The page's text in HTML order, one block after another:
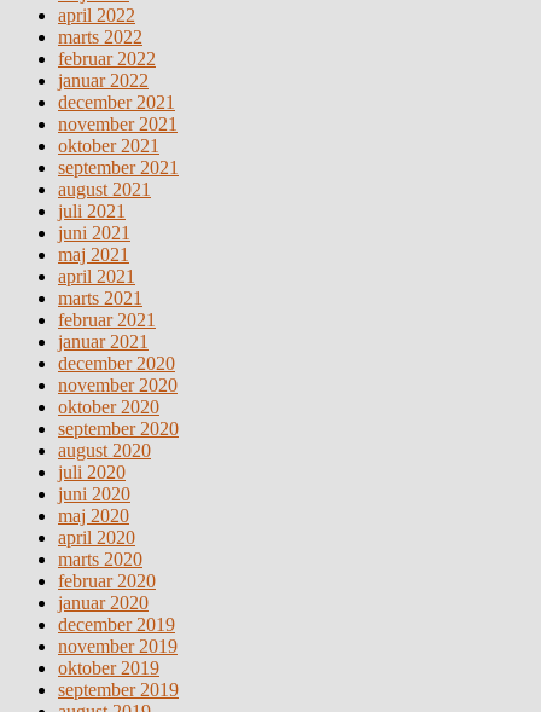
april 2022
marts 2022
februar 2022
januar 2022
december 2021
november 2021
oktober 2021
september 2021
august 2021
juli 2021
juni 2021
maj 2021
april 2021
marts 2021
februar 2021
januar 2021
december 2020
november 2020
oktober 2020
september 2020
august 2020
juli 2020
juni 2020
maj 2020
april 2020
marts 2020
februar 2020
januar 2020
december 2019
november 2019
oktober 2019
september 2019